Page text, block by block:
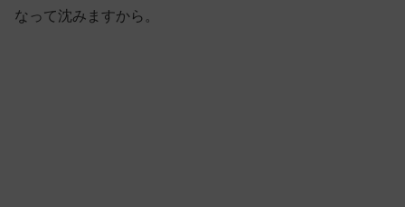
なって沈みますから。